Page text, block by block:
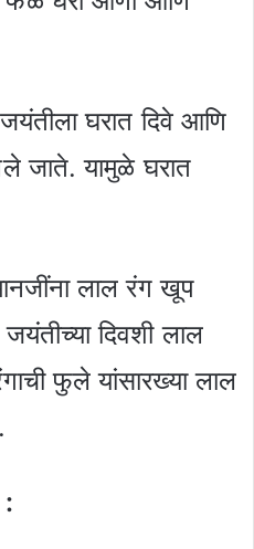
घरात दिवे आणि
जाते. यामुळे घरात
लाल रंग खूप
दिवशी लाल
फुले यांसारख्या लाल
: